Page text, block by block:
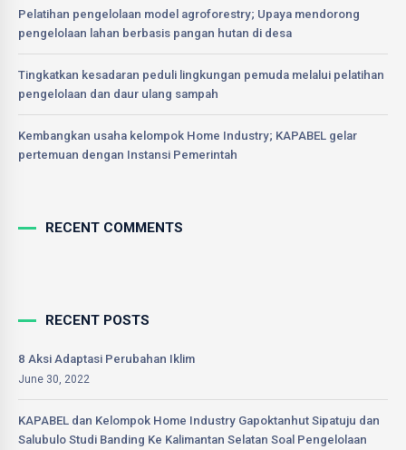
Pelatihan pengelolaan model agroforestry; Upaya mendorong
pengelolaan lahan berbasis pangan hutan di desa
Tingkatkan kesadaran peduli lingkungan pemuda melalui pelatihan
pengelolaan dan daur ulang sampah
Kembangkan usaha kelompok Home Industry; KAPABEL gelar
pertemuan dengan Instansi Pemerintah
RECENT COMMENTS
RECENT POSTS
8 Aksi Adaptasi Perubahan Iklim
June 30, 2022
KAPABEL dan Kelompok Home Industry Gapoktanhut Sipatuju dan
Salubulo Studi Banding Ke Kalimantan Selatan Soal Pengelolaan